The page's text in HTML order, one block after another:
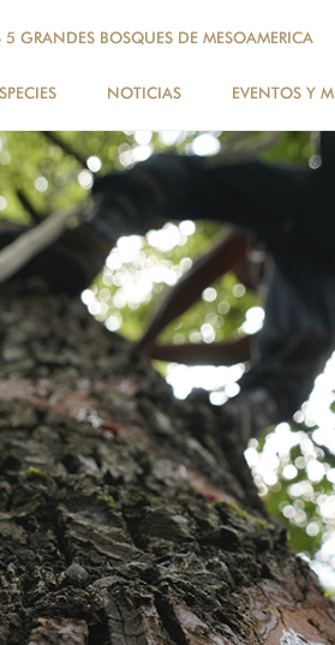
5 GRANDES BOSQUES DE MESOAMERICA
NOTICIAS EVENTOS Y